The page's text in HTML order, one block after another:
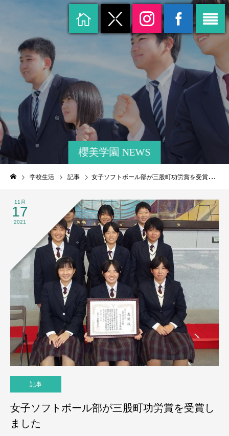
櫻美学園 NEWS
学校生活 記事 女子ソフトボール部が三股町功労賞を受賞しました
11月
17
2021
記事
女子ソフトボール部が三股町功労賞を受賞し
ました